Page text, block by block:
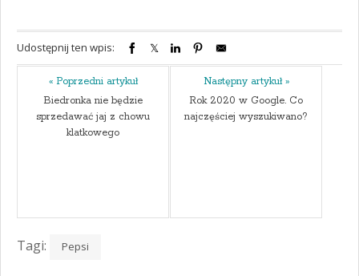
Udostępnij ten wpis:
« Poprzedni artykuł
Biedronka nie będzie
sprzedawać jaj z chowu
klatkowego
Następny artykuł »
Rok 2020 w Google. Co
najczęściej wyszukiwano?
Tagi: Pepsi